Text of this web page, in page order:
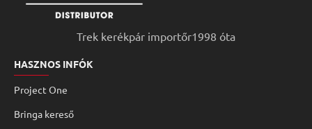
Trek kerékpár importőr1998 óta
HASZNOS INFÓK
Project One
Bringa kereső